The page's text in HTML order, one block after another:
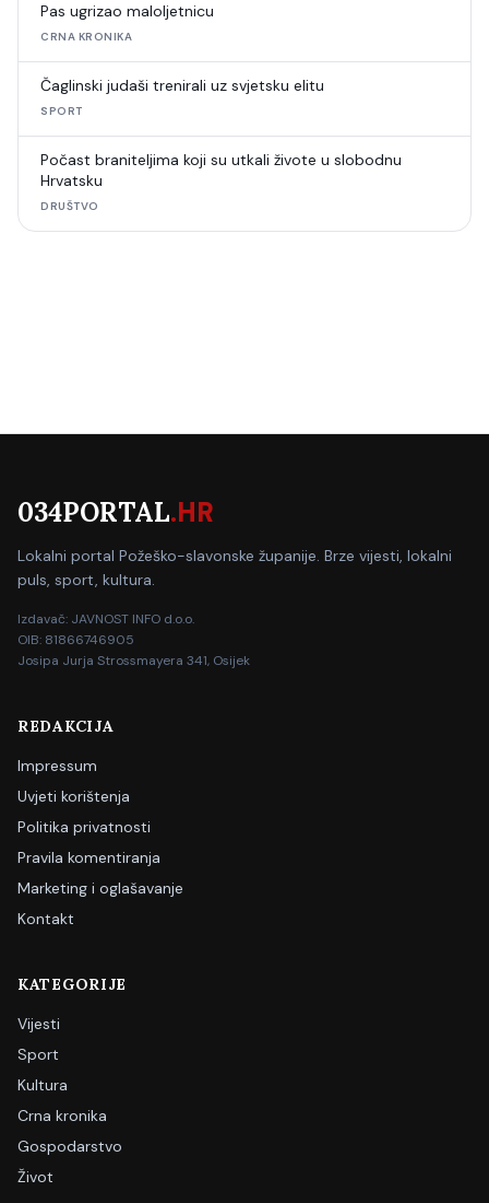
Pas ugrizao maloljetnicu
CRNA KRONIKA
Čaglinski judaši trenirali uz svjetsku elitu
SPORT
Počast braniteljima koji su utkali živote u slobodnu
Hrvatsku
DRUŠTVO
034PORTAL.HR
Lokalni portal Požeško-slavonske županije. Brze vijesti, lokalni
puls, sport, kultura.
Izdavač: JAVNOST INFO d.o.o.
OIB: 81866746905
Josipa Jurja Strossmayera 341, Osijek
REDAKCIJA
Impressum
Uvjeti korištenja
Politika privatnosti
Pravila komentiranja
Marketing i oglašavanje
Kontakt
KATEGORIJE
Vijesti
Sport
Kultura
Crna kronika
Gospodarstvo
Život